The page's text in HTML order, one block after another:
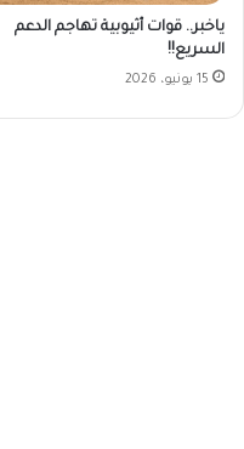
ياخبر.. قوات أثيوبية تهاجم الدعم
السريع!!
15 يونيو، 2026